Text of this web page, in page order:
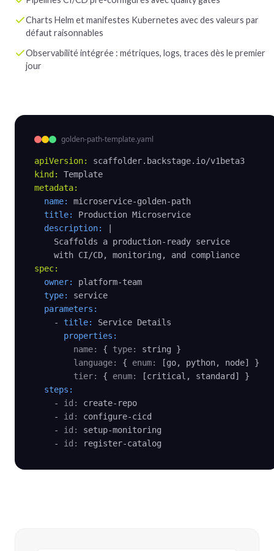
Charts Helm et manifestes Kubernetes avec des valeurs par
défaut raisonnables
Observabilité intégrée : métriques, logs, traces dès le premier
jour
golden-path-template.yaml
apiVersion:
kind:
metadata:
name:
microservice-golden-path
title:
Production Microservice
description:
    Scaffolds a production-ready service
spec:
owner:
platform-team
type:
service
parameters:
    -
title:
Service Details
properties:
name:
{ type:
string }
language:
{ enum:
[go, python, node] }
tier:
{ enum:
[critical, standard] }
steps:
    -
id:
create-repo
    -
id:
configure-cicd
    -
id:
setup-monitoring
    -
id: register-catalog